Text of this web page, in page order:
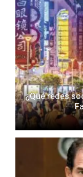
¿Qué redes